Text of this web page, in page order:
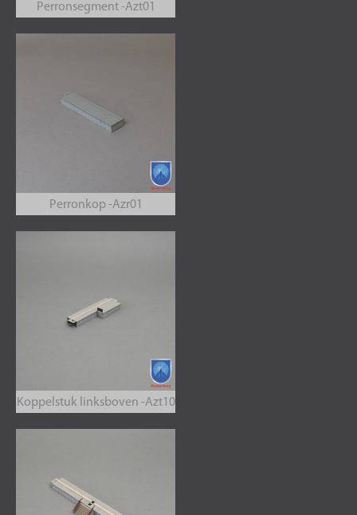
Perronsegment -Azt01
Perronkop -Azr01
Koppelstuk linksboven -Azt10